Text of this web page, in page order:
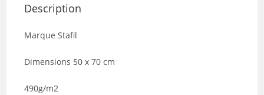
Description
Marque Stafil
Dimensions 50 x 70 cm
490g/m2